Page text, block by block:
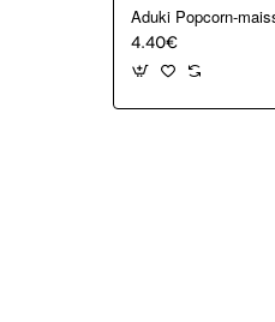
Aduki Popcorn-
4.40€